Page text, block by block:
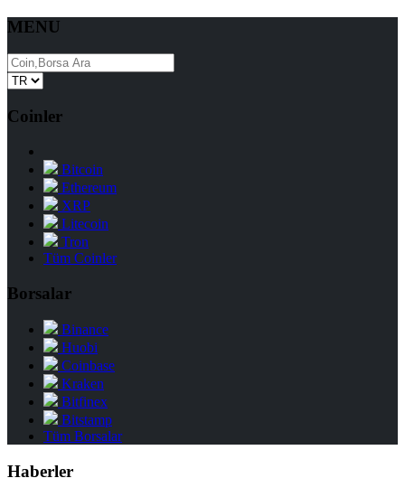
MENU
Coinler
Bitcoin
Ethereum
XRP
Litecoin
Tron
Tüm Coinler
Borsalar
Binance
Huobi
Coinbase
Kraken
Bitfinex
Bitstamp
Tüm Borsalar
Haberler